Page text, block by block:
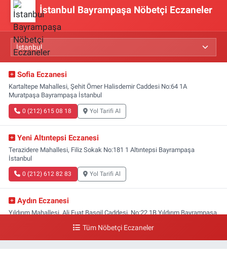
İstanbul Bayrampaşa Nöbetçi Eczaneler
Sofia Eczanesi
Kartaltepe Mahallesi, Şehit Ömer Halisdemir Caddesi No:64 1A
Muratpaşa Bayrampaşa İstanbul
0 (212) 615 08 18 Yol Tarifi Al
Yeni Altıntepsi Eczanesi
Terazidere Mahallesi, Filiz Sokak No:181 1 Altıntepsi Bayrampaşa
İstanbul
0 (212) 612 82 83 Yol Tarifi Al
Aydın Eczanesi
Yıldırım Mahallesi, Ali Fuat Başgil Caddesi, No:22 1B Yıldırım Bayrampaşa
Tüm Nöbetçi Eczaneler